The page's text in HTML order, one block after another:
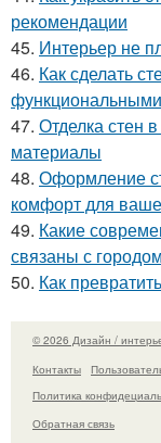
рекомендации
45. Интерьер не
46. Как сделать
функциональными
47. Отделка стен
материалы
48. Оформление
комфорт для
49. Какие
связаны с городом
50. Как
© 2026 Дизайн /
Контакты
Политика
Обратная связь